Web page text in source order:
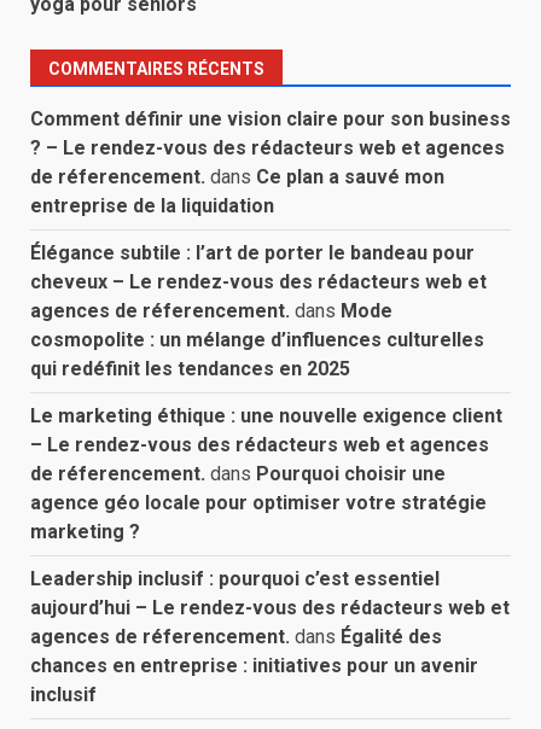
COMMENTAIRES RÉCENTS
Comment définir une vision claire pour son business
? – Le rendez-vous des rédacteurs web et agences
de réferencement. dans Ce plan a sauvé mon
entreprise de la liquidation
Élégance subtile : l’art de porter le bandeau pour
cheveux – Le rendez-vous des rédacteurs web et
agences de réferencement. dans Mode
cosmopolite : un mélange d’influences culturelles
qui redéfinit les tendances en 2025
Le marketing éthique : une nouvelle exigence client
– Le rendez-vous des rédacteurs web et agences
de réferencement. dans Pourquoi choisir une
agence géo locale pour optimiser votre stratégie
marketing ?
Leadership inclusif : pourquoi c’est essentiel
aujourd’hui – Le rendez-vous des rédacteurs web et
agences de réferencement. dans Égalité des
chances en entreprise : initiatives pour un avenir
inclusif